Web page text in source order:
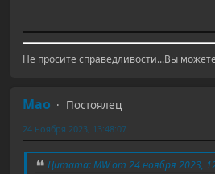
Не просите справедливости...Вы
Mao
Постоялец
24 ноября 2023, 13:48:07
Цитата: MW от 24 ноября 2023,